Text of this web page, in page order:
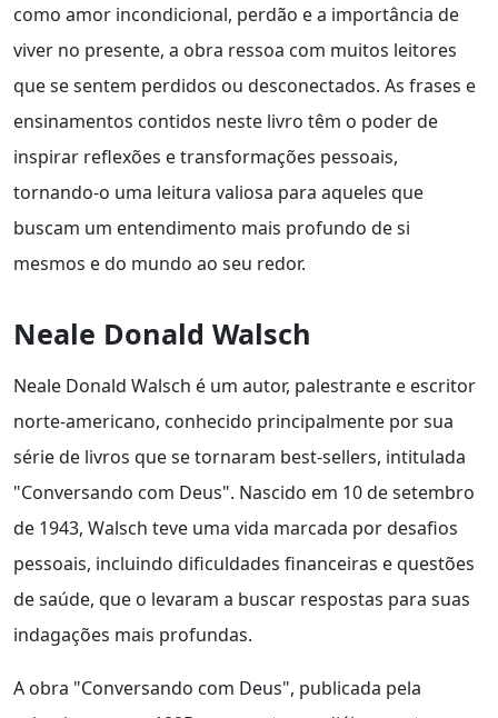
como amor incondicional, perdão e a importância de
viver no presente, a obra ressoa com muitos leitores
que se sentem perdidos ou desconectados. As frases e
ensinamentos contidos neste livro têm o poder de
inspirar reflexões e transformações pessoais,
tornando-o uma leitura valiosa para aqueles que
buscam um entendimento mais profundo de si
mesmos e do mundo ao seu redor.
Neale Donald Walsch
Neale Donald Walsch é um autor, palestrante e escritor
norte-americano, conhecido principalmente por sua
série de livros que se tornaram best-sellers, intitulada
"Conversando com Deus". Nascido em 10 de setembro
de 1943, Walsch teve uma vida marcada por desafios
pessoais, incluindo dificuldades financeiras e questões
de saúde, que o levaram a buscar respostas para suas
indagações mais profundas.
A obra "Conversando com Deus", publicada pela